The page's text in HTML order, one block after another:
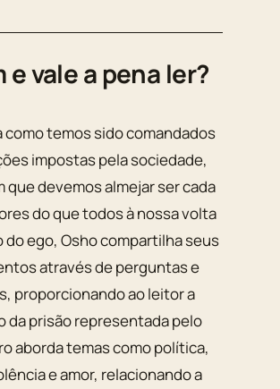
e vale a pena ler?
como temos sido comandados
impostas pela sociedade,
que devemos almejar ser cada
do que todos à nossa volta
do ego, Osho compartilha seus
através de perguntas e
proporcionando ao leitor a
da prisão representada pelo
aborda temas como política,
e amor, relacionando a